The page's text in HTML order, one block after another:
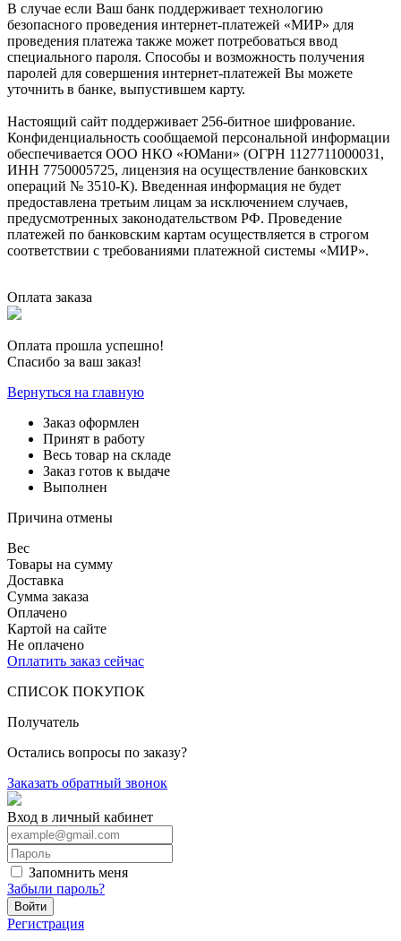
В случае если Ваш банк поддерживает технологию
безопасного проведения интернет-платежей «МИР» для
проведения платежа также может потребоваться ввод
специального пароля. Способы и возможность получения
паролей для совершения интернет-платежей Вы можете
уточнить в банке, выпустившем карту.
Настоящий сайт поддерживает 256-битное шифрование.
Конфиденциальность сообщаемой персональной информации
обеспечивается ООО НКО «ЮМани» (ОГРН 1127711000031,
ИНН 7750005725, лицензия на осуществление банковских
операций № 3510-К). Введенная информация не будет
предоставлена третьим лицам за исключением случаев,
предусмотренных законодательством РФ. Проведение
платежей по банковским картам осуществляется в строгом
соответствии с требованиями платежной системы «МИР».
Оплата заказа
Оплата прошла успешно!
Спасибо за ваш заказ!
Вернуться на главную
Заказ оформлен
Принят в работу
Весь товар на складе
Заказ готов к выдаче
Выполнен
Причина отмены
Вес
Товары на сумму
Доставка
Сумма заказа
Оплачено
Картой на сайте
Не оплачено
Оплатить заказ сейчас
СПИСОК ПОКУПОК
Получатель
Остались вопросы по заказу?
Заказать обратный звонок
Вход в личный кабинет
Запомнить меня
Забыли пароль?
Войти
Регистрация